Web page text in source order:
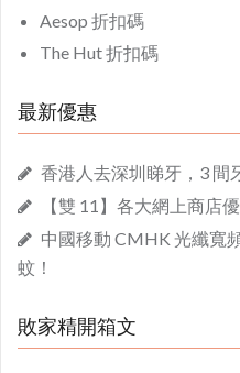
Aesop 折扣碼
The Hut 折扣碼
最新優惠
香港人去深圳睇牙，3 間
【雙 11】各大網上商店
中國移動 CMHK 光纖寬
蚊！
敗家精開箱文